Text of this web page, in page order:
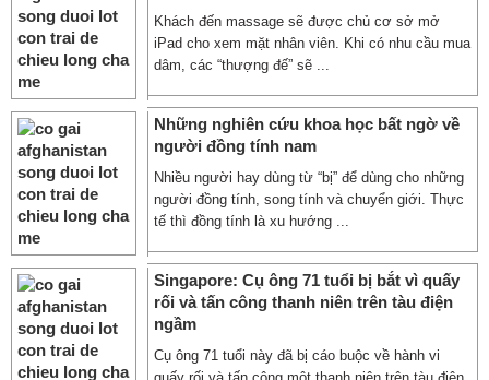
Khách đến massage sẽ được chủ cơ sở mở
iPad cho xem mặt nhân viên. Khi có nhu cầu mua
dâm, các “thượng đế” sẽ ...
Những nghiên cứu khoa học bất ngờ về
người đồng tính nam
Nhiều người hay dùng từ “bị” để dùng cho những
người đồng tính, song tính và chuyển giới. Thực
tế thì đồng tính là xu hướng ...
Singapore: Cụ ông 71 tuổi bị bắt vì quấy
rối và tấn công thanh niên trên tàu điện
ngầm
Cụ ông 71 tuổi này đã bị cáo buộc về hành vi